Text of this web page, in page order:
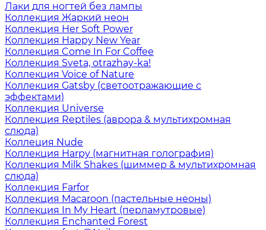
Лаки для ногтей без лампы
Коллекция Жаркий неон
Коллекция Her Soft Power
Коллекция Happy New Year
Коллекция Come In For Coffee
Коллекция Sveta, otrazhay-ka!
Коллекция Voice of Nature
Коллекция Gatsby (светоотражающие с
эффектами)
Коллекция Universe
Коллекция Reptiles (аврора & мультихромная
слюда)
Коллеция Nude
Коллекция Harpy (магнитная голография)
Коллекция Milk Shakes (шиммер & мультихромная
слюда)
Коллекция Farfor
Коллекция Macaroon (пастельные неоны)
Коллекция In My Heart (перламутровые)
Коллекция Enchanted Forest